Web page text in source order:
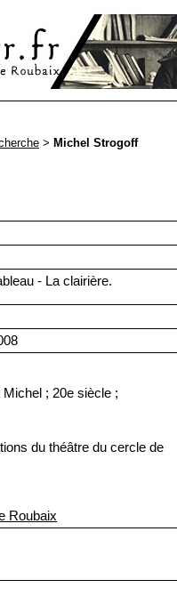
> Michel Strogoff
- La clairière.
; 20e siècle ;
du théâtre du cercle de
Roubaix